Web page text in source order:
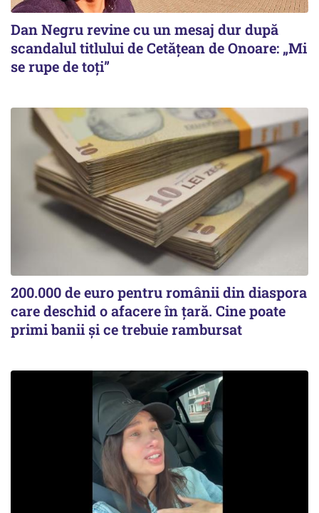
Dan Negru revine cu un mesaj dur după
scandalul titlului de Cetățean de Onoare: „Mi
se rupe de toți”
200.000 de euro pentru românii din diaspora
care deschid o afacere în țară. Cine poate
primi banii și ce trebuie rambursat